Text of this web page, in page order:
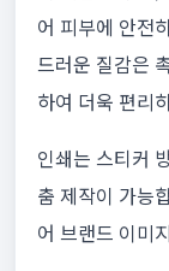
어 피부에 안전
드러운 질감은
하여 더욱 편리
인쇄는 스티커
춤 제작이 가능
어 브랜드 이미